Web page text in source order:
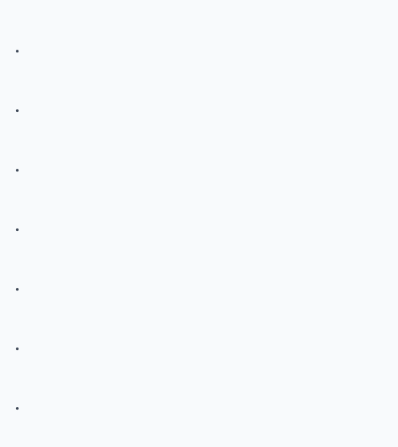
.
.
.
.
.
.
.